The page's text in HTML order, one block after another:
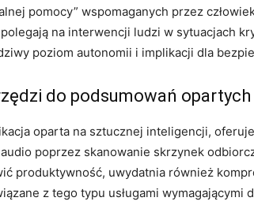
pomocy” wspomaganych przez
na interwencji ludzi w sytuacjach
poziom autonomii i implikacji dla
do podsumowań
oparta na sztucznej inteligencji,
poprzez skanowanie skrzynek
produktywność, uwydatnia również
z tego typu usługami wymagającymi